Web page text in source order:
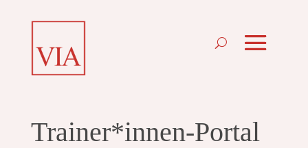
Trainer*innen-Portal